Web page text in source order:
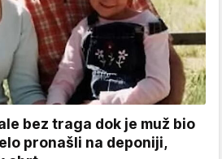
bez traga dok je muž bio
pronašli na deponiji,